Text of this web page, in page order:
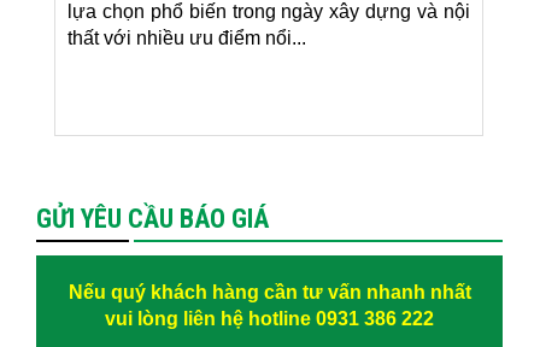
lựa chọn phổ biến trong ngày xây dựng và nội
thất với nhiều ưu điểm nổi...
GỬI YÊU CẦU BÁO GIÁ
Nếu quý khách hàng cần tư vấn nhanh nhất
vui lòng liên hệ hotline 0931 386 222